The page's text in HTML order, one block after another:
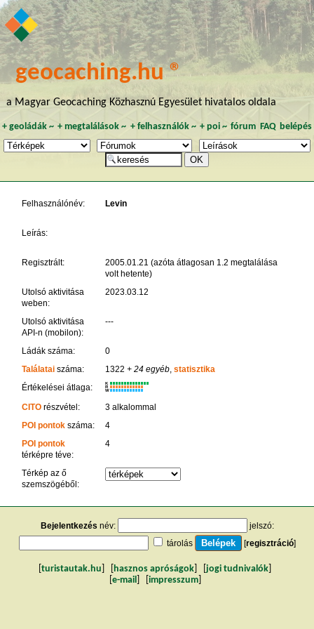
geocaching.hu ®
a Magyar Geocaching Közhasznú Egyesület hivatalos oldala
+ geoládák~ +megtalálások ~ + felhasználók~ + poi~ fórum FAQ belépés
Felhasználónév: Levin
Leírás:
Regisztrált:
2005.01.21 (azóta átlagosan 1.2 megtalálása
volt hetente)
Utolsó aktivitása
weben:
2023.03.12
Utolsó aktivitása
API-n (mobilon):
---
Ládák száma:
0
Találataiszáma: 1322 + 24 egyéb, statisztika
Értékelései átlaga:
K
R
W
CITOrészvétel:
3 alkalommal
POI pontokszáma:
4
POI pontok
térképre téve:
4
Térkép az ő
szemszögéből:
Bejelentkezés név:
jelszó:
tárolás
[regisztráció]
turistautak.hu hasznos apróságok jogi tudnivalók
e-mail impresszum]